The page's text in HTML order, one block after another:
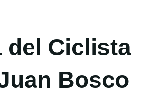
del Ciclista
Bosco